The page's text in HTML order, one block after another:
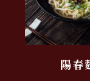
陽春